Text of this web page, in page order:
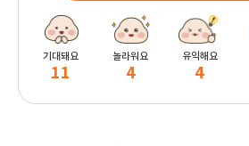
기대돼요
11
놀라워요
4
유익해요
4